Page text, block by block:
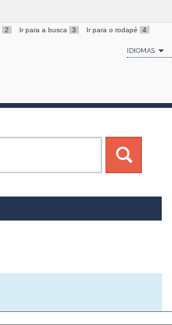
2 Ir para a busca 3 Ir para o rodapé 4
IDIOMAS